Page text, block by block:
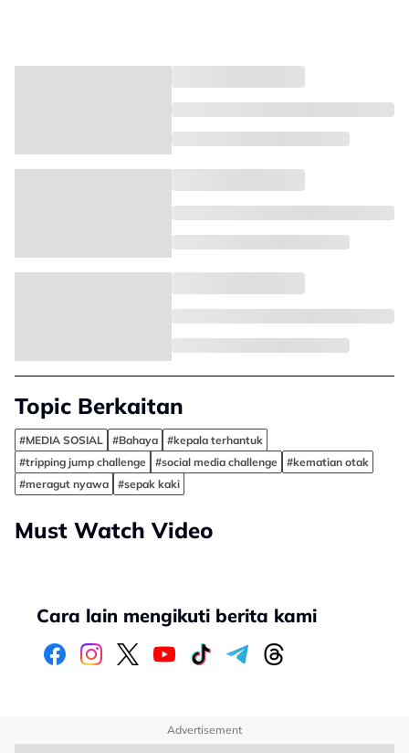
Topic Berkaitan
#MEDIA SOSIAL #Bahaya
#kepala terhantuk
#tripping jump challenge
#social media challenge
#kematian otak
#meragut nyawa
#sepak kaki
Must Watch Video
Cara lain mengikuti berita kami
Advertisement